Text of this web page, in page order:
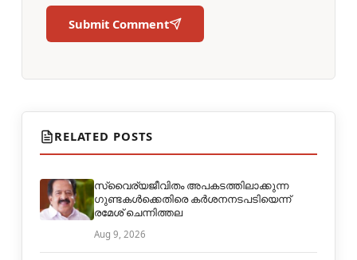
Submit Comment
RELATED POSTS
സ്വൈര്യജീവിതം അപകടത്തിലാക്കുന്ന
ഗുണ്ടകൾക്കെതിരെ കർശനനടപടിയെന്ന്
രമേശ് ചെന്നിത്തല
Aug 9, 2026